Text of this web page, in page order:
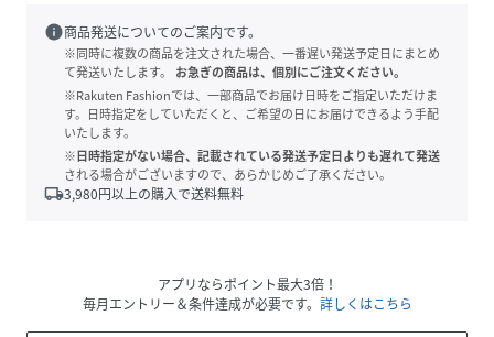
info商品発送についてのご案内です。
※同時に複数の商品を注文された場合、一番遅い発送予定日にまとめ
て発送いたします。
お急ぎの商品は、個別にご注文ください。
※Rakuten Fashionでは、一部商品でお届け日時をご指定いただけま
す。日時指定をしていただくと、ご希望の日にお届けできるよう手配
いたします。
※日時指定がない場合、記載されている発送予定日よりも遅れて発送
される場合がございますので、あらかじめご了承ください。
local_shipping3,980円以上の購入で送料無料
アプリならポイント最大3倍！
毎月エントリー＆条件達成が必要です。 詳しくはこちら